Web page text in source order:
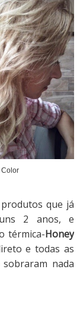
que já
2 anos, e
térmica-Honey
e todas as
nada